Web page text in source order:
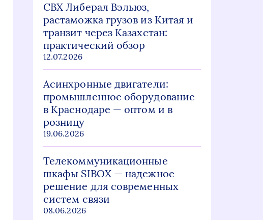
СВХ Либерал Вэльюз,
растаможка грузов из Китая и
транзит через Казахстан:
практический обзор
12.07.2026
Асинхронные двигатели:
промышленное оборудование
в Краснодаре — оптом и в
розницу
19.06.2026
Телекоммуникационные
шкафы SIBOX — надежное
решение для современных
систем связи
08.06.2026